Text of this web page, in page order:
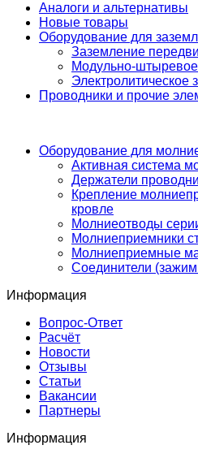
Аналоги и альтернативы
Новые товары
Оборудование для
Заземление
Модульно-
Электролитическое
Проводники и прочие
Оборудование для
Активная система
Держатели
Крепление
кровле
Молниеотводы
Молниеприемники
Молниеприемные
Соединители
Информация
Вопрос-Ответ
Расчёт
Новости
Отзывы
Статьи
Вакансии
Партнеры
Информация